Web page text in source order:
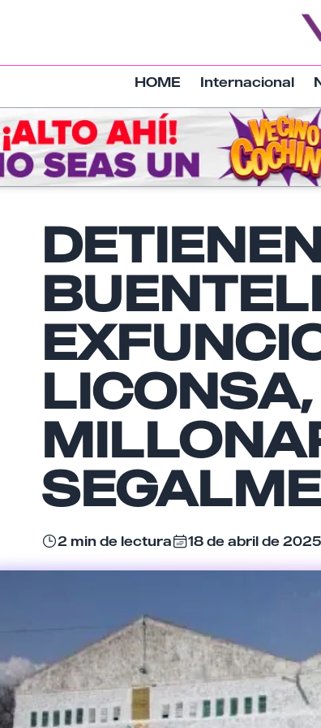
HOME Internacional
2 min de lectura 18 de abril de 2025
Nombre
Email
Tu comentario